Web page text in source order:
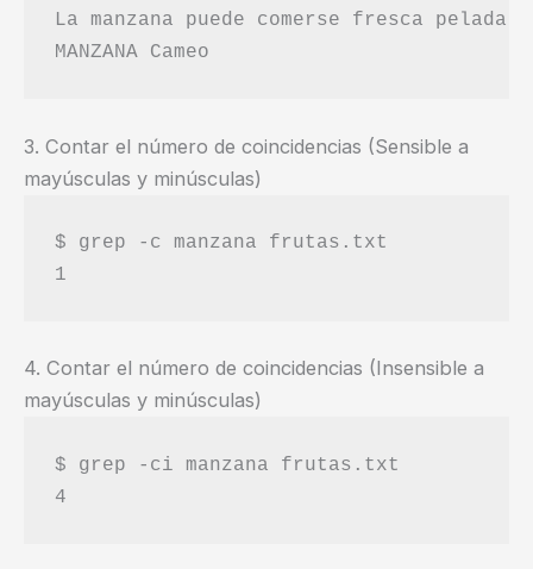
La manzana puede comerse fresca pelada
3. Contar el número de coincidencias (Sensible a
mayúsculas y minúsculas)
$ grep -c manzana frutas.txt
4. Contar el número de coincidencias (Insensible a
mayúsculas y minúsculas)
$ grep -ci manzana frutas.txt